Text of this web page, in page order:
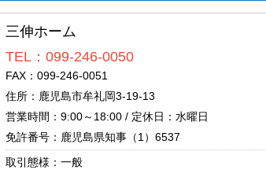
三伸ホーム
TEL：099-246-0050
FAX：099-246-0051
住所：鹿児島市牟礼岡3-19-13
営業時間：9:00～18:00 / 定休日：水曜日
免許番号：鹿児島県知事（1）6537
取引態様：一般